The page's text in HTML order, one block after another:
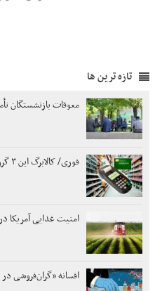
تازه ترین ها
معوقات بازنشستگان
فوری/ کالابرگ این ۳ گروه از امروز شارژ شد
امنیت غذایی آمریکا
افسانه «گران‌فروشی